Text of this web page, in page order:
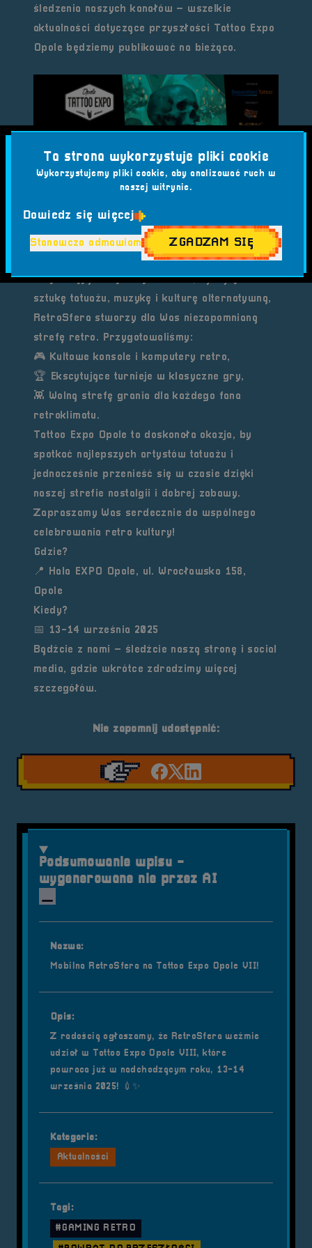
śledzenia naszych kanałów – wszelkie
aktualności dotyczące przyszłości Tattoo Expo
Opole będziemy publikować na bieżąco.
Zapowiedź
udział wTattoo Expo Opole VII
już wnadchodzącym roku, 13-14 września
W tym wyjątkowym wydarzeniu, łączącym
sztukę tatuażu, muzykę i kulturę alternatywną,
RetroSfera stworzy dla Was niezapomnianą
strefę retro. Przygotowaliśmy:
🎮 Kultowe konsole i komputery retro,
🏆 Ekscytujące turnieje w klasyczne gry,
👾 Wolną strefę grania dla każdego fana
retroklimatu.
Tattoo Expo Opole to doskonała okazja, by
spotkać najlepszych artystów tatuażu i
jednocześnie przenieść się w czasie dzięki
naszej strefie nostalgii i dobrej zabawy.
Zapraszamy Was serdecznie do wspólnego
celebrowania retro kultury!
Gdzie?
📍 Hala EXPO Opole, ul. Wrocławska 158,
Opole
Kiedy?
📅 13-14 września 2025
Bądźcie z nami – śledźcie naszą stronę i social
media, gdzie wkrótce zdradzimy więcej
szczegółów.
Nie zapomnij udostępnić:
Udostępnij na
Udostępnij na
Udostępnij na
Podsumowanie wpisu -
wygenerowane nie przez AI
Nazwa:
Mobilna RetroSfera na Tattoo Expo Opole VII!
Opis:
Z radością ogłaszamy, że RetroSfera weźmie
udział w Tattoo Expo Opole VIII, które
powraca już w nadchodzącym roku, 13-14
września 2025! 💉✨
Kategorie:
Aktualności
Tagi:
#GAMING RETRO
Ta strona wykorzystuje pliki cookie
Wykorzystujemy pliki cookie, aby analizować ruch w
naszej witrynie.
Dowiedz się więcej
Stanowczo odmawiam ZGADZAM SIĘ